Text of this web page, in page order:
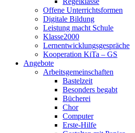
Offene Unterrichtsformen
Digitale Bildung
Leistung macht Schule
Klasse2000
Lernentwicklungsgespräche
Kooperation KiTa – GS
Angebote
Arbeitsgemeinschaften
Bastelzeit
Besonders begabt
Bücherei
Chor
Computer
Erste-Hilfe